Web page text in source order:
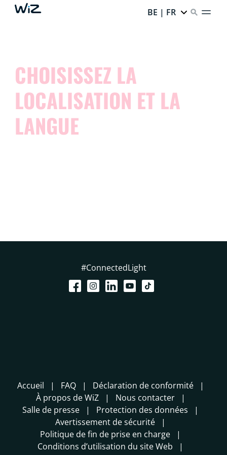
BE | FR
CHOISISSEZ LA
LOCALISATION ET LA
LANGUE
#ConnectedLight
Accueil FAQ
Déclaration de conformité
À propos de WiZ
Nous contacter
Salle de presse
Protection des données
Avertissement de sécurité
Politique de fin de prise en charge
Conditions d’utilisation du site Web